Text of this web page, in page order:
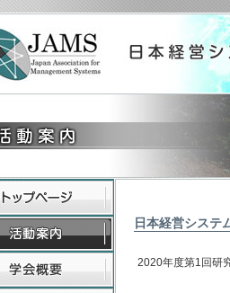
日本経営シス
2020年度第1回研